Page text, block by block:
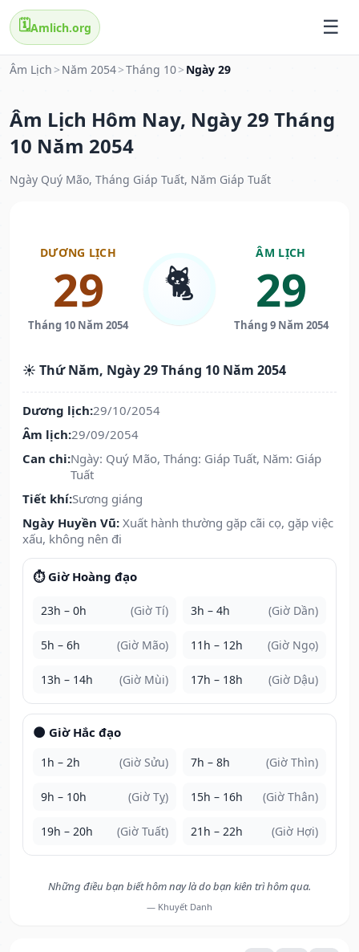
🗓️Amlich.org
Âm Lịch > Năm 2054>Tháng 10> Ngày 29
Âm Lịch Hôm Nay, Ngày 29 Tháng
10 Năm 2054
Ngày Quý Mão, Tháng Giáp Tuất, Năm Giáp Tuất
DƯƠNG LỊCH
29
Tháng 10 Năm 2054
🐈
ÂM LỊCH
29
Tháng 9 Năm 2054
☀️ Thứ Năm, Ngày 29 Tháng 10 Năm 2054
Dương lịch:29/10/2054
Âm lịch:29/09/2054
Can chi:Ngày: Quý Mão, Tháng: Giáp Tuất, Năm: Giáp
Tuất
Tiết khí:Sương giáng
Ngày Huyền Vũ: Xuất hành thường gặp cãi cọ, gặp việc
xấu, không nên đi
⏱️ Giờ Hoàng đạo
23h – 0h (Giờ Tí) 3h – 4h (Giờ Dần)
5h – 6h (Giờ Mão) 11h – 12h (Giờ Ngọ)
13h – 14h (Giờ Mùi) 17h – 18h (Giờ Dậu)
🌑 Giờ Hắc đạo
1h – 2h (Giờ Sửu) 7h – 8h (Giờ Thìn)
9h – 10h (Giờ Tỵ) 15h – 16h (Giờ Thân)
19h – 20h (Giờ Tuất) 21h – 22h (Giờ Hợi)
Những điều bạn biết hôm nay là do bạn kiên trì hôm qua.
— Khuyết Danh